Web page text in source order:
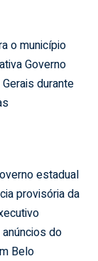
o município
Governo
durante
estadual
provisória da
do
Belo